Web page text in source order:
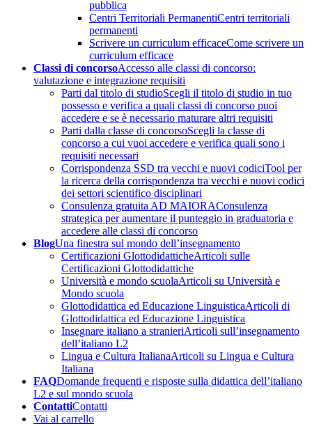
pubblica
Centri Territoriali PermanentiCentri territoriali
permanenti
Scrivere un curriculum efficaceCome scrivere un
curriculum efficace
Classi di concorsoAccesso alle classi di concorso:
valutazione e integrazione requisiti
Parti dal titolo di studioScegli il titolo di studio in tuo
possesso e verifica a quali classi di concorso puoi
accedere e se è necessario maturare altri requisiti
Parti dalla classe di concorsoScegli la classe di
concorso a cui vuoi accedere e verifica quali sono i
requisiti necessari
Corrispondenza SSD tra vecchi e nuovi codiciTool per
la ricerca della corrispondenza tra vecchi e nuovi codici
dei settori scientifico disciplinari
Consulenza gratuita AD MAIORAConsulenza
strategica per aumentare il punteggio in graduatoria e
accedere alle classi di concorso
BlogUna finestra sul mondo dell’insegnamento
Certificazioni GlottodidatticheArticoli sulle
Certificazioni Glottodidattiche
Università e mondo scuolaArticoli su Università e
Mondo scuola
Glottodidattica ed Educazione LinguisticaArticoli di
Glottodidattica ed Educazione Linguistica
Insegnare italiano a stranieriArticoli sull’insegnamento
dell’italiano L2
Lingua e Cultura ItalianaArticoli su Lingua e Cultura
Italiana
FAQDomande frequenti e risposte sulla didattica dell’italiano
L2 e sul mondo scuola
ContattiContatti
Vai al carrello